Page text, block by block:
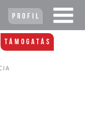
Profil
Támogatás